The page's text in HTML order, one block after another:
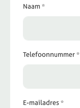
Naam *
Telefoonnummer *
E-mailadres *